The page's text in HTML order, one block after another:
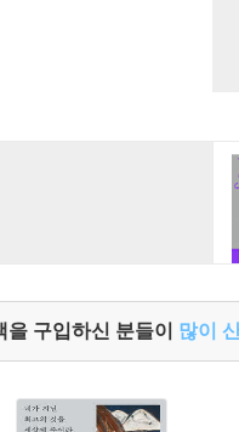
을 구입하신 분들이 많이